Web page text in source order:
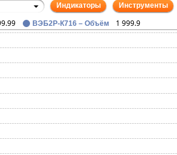
Индикаторы Инструменты
ВЭБ2Р-К716 – Объём 1 999.9